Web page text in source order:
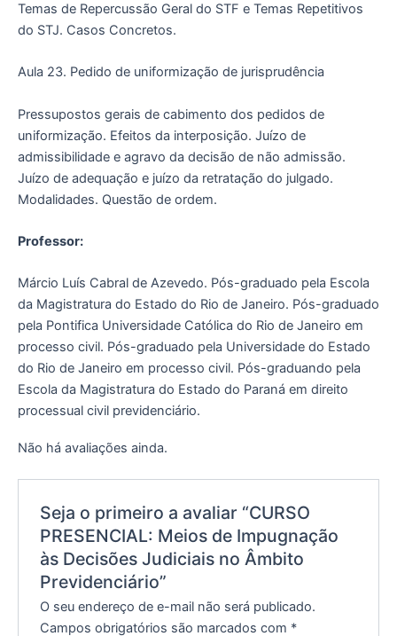
Temas de Repercussão Geral do STF e Temas Repetitivos
do STJ. Casos Concretos.
Aula 23. Pedido de uniformização de jurisprudência
Pressupostos gerais de cabimento dos pedidos de
uniformização. Efeitos da interposição. Juízo de
admissibilidade e agravo da decisão de não admissão.
Juízo de adequação e juízo da retratação do julgado.
Modalidades. Questão de ordem.
Professor:
Márcio Luís Cabral de Azevedo. Pós-graduado pela Escola
da Magistratura do Estado do Rio de Janeiro. Pós-graduado
pela Pontifica Universidade Católica do Rio de Janeiro em
processo civil. Pós-graduado pela Universidade do Estado
do Rio de Janeiro em processo civil. Pós-graduando pela
Escola da Magistratura do Estado do Paraná em direito
processual civil previdenciário.
Não há avaliações ainda.
Seja o primeiro a avaliar “CURSO
PRESENCIAL: Meios de Impugnação
às Decisões Judiciais no Âmbito
Previdenciário”
O seu endereço de e-mail não será publicado.
Campos obrigatórios são marcados com *